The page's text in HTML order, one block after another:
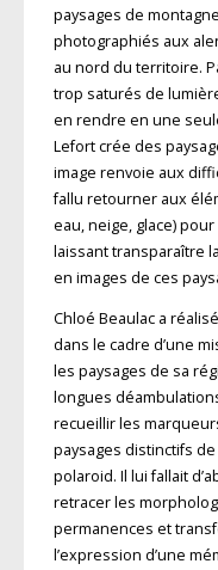
paysages de
photographiés aux
au nord du territoire.
trop saturés de
en rendre en une
Lefort crée des
image renvoie aux
fallu retourner aux
eau, neige, glace)
laissant transparaître
en images de ces
Chloé Beaulac a
dans le cadre d’une
les paysages de sa
longues
recueillir les
paysages distinctifs
polaroid. Il lui fallait
retracer les
permanences et
l’expression d’une